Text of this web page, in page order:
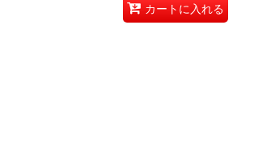
カートに入れる